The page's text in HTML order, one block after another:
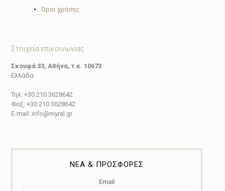
• Όροι χρήσης
Στοιχεία επικοινωνίας
Σκουφά 33, Αθήνα, τ.κ. 10673
Ελλάδα
Τηλ: +30 210 3628642
Φαξ: +30 210 3628642
E-mail: info@myral.gr
ΝΕΑ & ΠΡΟΣΦΟΡΕΣ
Email